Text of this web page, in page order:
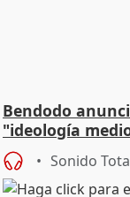
Bendodo
"ideología
playas
Sonido